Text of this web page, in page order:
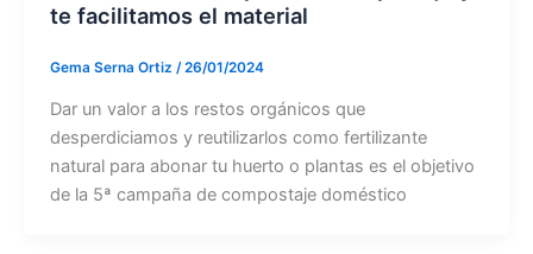
te facilitamos el material
Gema Serna Ortiz /26/01/2024
Dar un valor a los restos orgánicos que
desperdiciamos y reutilizarlos como fertilizante
natural para abonar tu huerto o plantas es el objetivo
de la 5ª campaña de compostaje doméstico